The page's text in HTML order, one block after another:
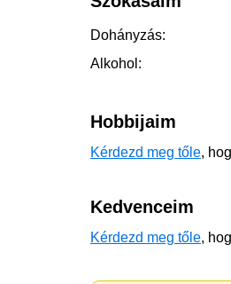
Dohányzás:
Alkohol:
Hobbijaim
Kérdezd meg tőle,
Kedvenceim
Kérdezd meg tőle,